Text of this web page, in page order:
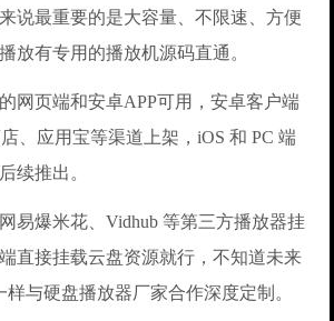
说最重要的是大容量、不限速、方便
放有专用的播放机源码直通。
网页端和安卓APP可用，安卓客户端
、应用宝等渠道上架，iOS 和 PC 端
续推出。
易爆米花、Vidhub 等第三方播放器挂
直接挂载云盘资源就行，不知道未来
样与硬盘播放器厂家合作深度定制。